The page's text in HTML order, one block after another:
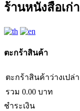
ร้านหนังสือเก่า
ตะกร้าสินค้า
ตะกร้าสินค้าว่างเปล่า
รวม 0.00 บาท
ชำระเงิน